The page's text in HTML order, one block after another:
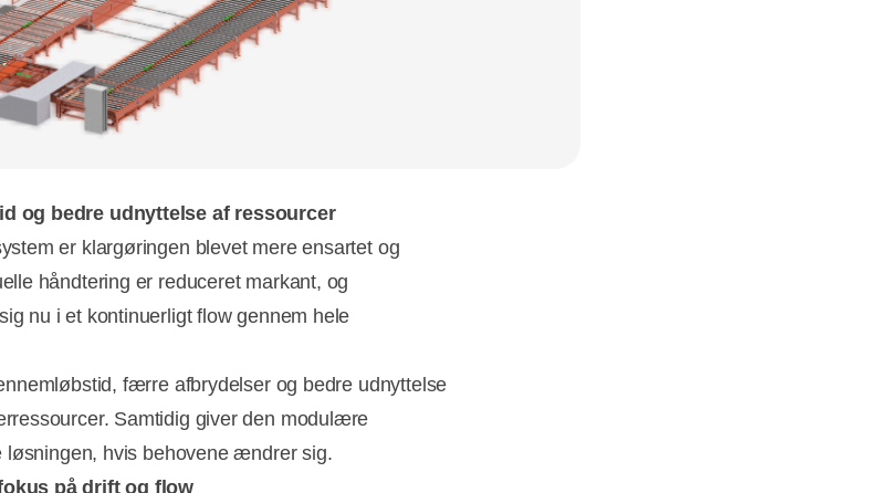
og bedre udnyttelse af ressourcer
er klargøringen blevet mere ensartet og
håndtering er reduceret markant, og
nu i et kontinuerligt flow gennem hele
færre afbrydelser og bedre udnyttelse
Samtidig giver den modulære
løsningen, hvis behovene ændrer sig.
på drift og flow